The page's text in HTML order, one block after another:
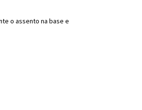
o assento na base e